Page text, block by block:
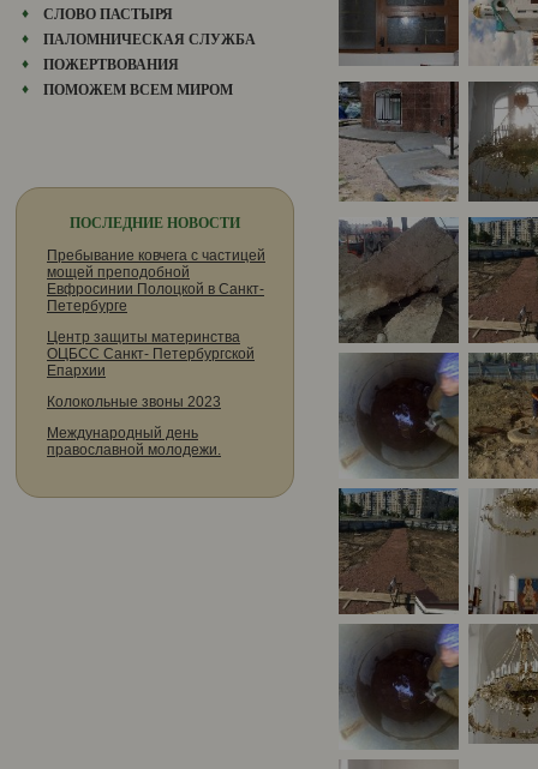
СЛОВО ПАСТЫРЯ
ПАЛОМНИЧЕСКАЯ СЛУЖБА
ПОЖЕРТВОВАНИЯ
ПОМОЖЕМ ВСЕМ МИРОМ
ПОСЛЕДНИЕ НОВОСТИ
Пребывание ковчега с частицей
мощей преподобной
Евфросинии Полоцкой в Санкт-
Петербурге
Центр защиты материнства
ОЦБСС Санкт- Петербургской
Епархии
Колокольные звоны 2023
Международный день
православной молодежи.